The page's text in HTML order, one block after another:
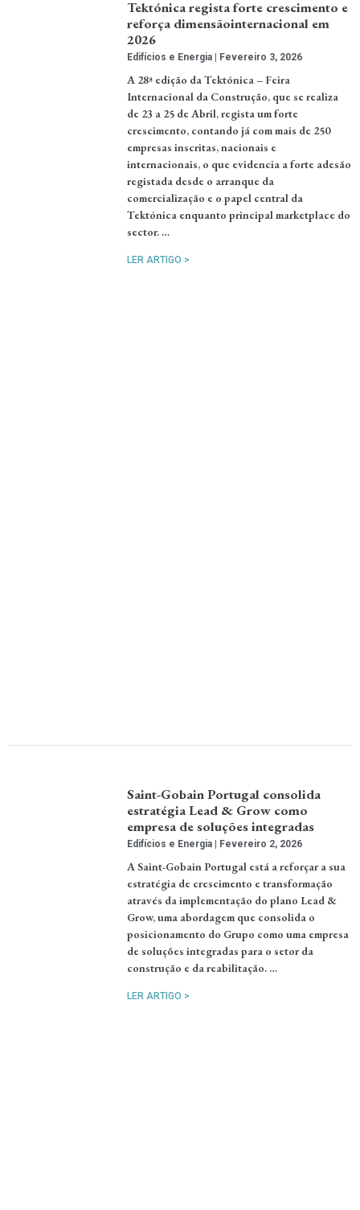
Tektónica regista forte crescimento e
reforça dimensãointernacional em
2026
Edifícios e Energia Fevereiro 3, 2026
A 28ª edição da Tektónica – Feira
Internacional da Construção, que se realiza
de 23 a 25 de Abril, regista um forte
crescimento, contando já com mais de 250
empresas inscritas, nacionais e
internacionais, o que evidencia a forte adesão
registada desde o arranque da
comercialização e o papel central da
Tektónica enquanto principal marketplace do
sector. …
LER ARTIGO >
Saint-Gobain Portugal consolida
estratégia Lead & Grow como
empresa de soluções integradas
Edifícios e Energia Fevereiro 2, 2026
A Saint-Gobain Portugal está a reforçar a sua
estratégia de crescimento e transformação
através da implementação do plano Lead &
Grow, uma abordagem que consolida o
posicionamento do Grupo como uma empresa
de soluções integradas para o setor da
construção e da reabilitação. …
LER ARTIGO >